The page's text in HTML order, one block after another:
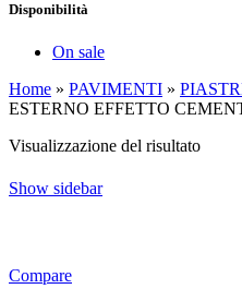
Disponibilità
On sale
Home » PAVIMENTI »
ESTERNO EFFETTO
Visualizzazione del risultato
Show sidebar
Compare